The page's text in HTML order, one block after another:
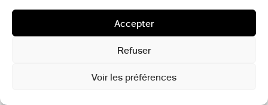
Accepter
Refuser
Voir les préférences
part, la manière dont la résistance afghane agit pour faire
dominant, construit depuis le ciel, les artisans afghans